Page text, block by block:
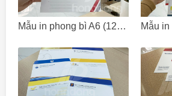
Mẫu in phong bì A6 (12x22) - Phong bì công ty đẹp